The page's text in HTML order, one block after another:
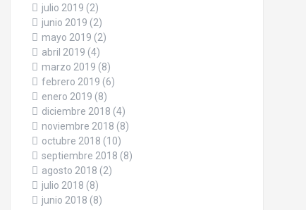
julio 2019 (2)
junio 2019 (2)
mayo 2019 (2)
abril 2019 (4)
marzo 2019 (8)
febrero 2019 (6)
enero 2019 (8)
diciembre 2018 (4)
noviembre 2018 (8)
octubre 2018 (10)
septiembre 2018 (8)
agosto 2018 (2)
julio 2018 (8)
junio 2018 (8)